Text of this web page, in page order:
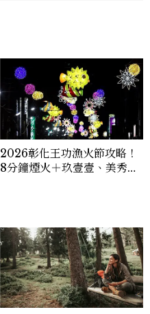
2026彰化王功漁火節攻略！
8分鐘煙火＋玖壹壹、美秀集